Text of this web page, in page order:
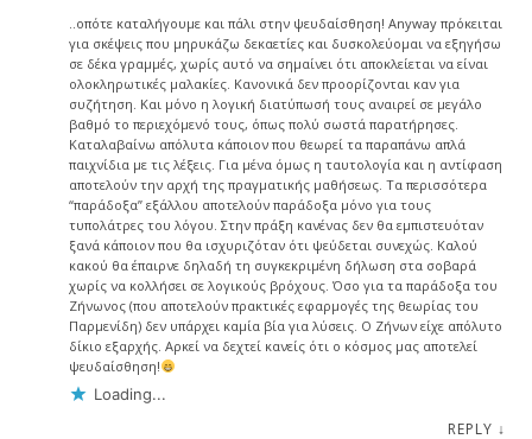
..οπότε καταλήγουμε και πάλι στην ψευδαίσθηση! Anyway πρόκειται
για σκέψεις που μηρυκάζω δεκαετίες και δυσκολεύομαι να εξηγήσω
σε δέκα γραμμές, χωρίς αυτό να σημαίνει ότι αποκλείεται να είναι
ολοκληρωτικές μαλακίες. Κανονικά δεν προορίζονται καν για
συζήτηση. Και μόνο η λογική διατύπωσή τους αναιρεί σε μεγάλο
βαθμό το περιεχόμενό τους, όπως πολύ σωστά παρατήρησες.
Καταλαβαίνω απόλυτα κάποιον που θεωρεί τα παραπάνω απλά
παιχνίδια με τις λέξεις. Για μένα όμως η ταυτολογία και η αντίφαση
αποτελούν την αρχή της πραγματικής μαθήσεως. Τα περισσότερα
“παράδοξα” εξάλλου αποτελούν παράδοξα μόνο για τους
τυπολάτρες του λόγου. Στην πράξη κανένας δεν θα εμπιστευόταν
ξανά κάποιον που θα ισχυριζόταν ότι ψεύδεται συνεχώς. Καλού
κακού θα έπαιρνε δηλαδή τη συγκεκριμένη δήλωση στα σοβαρά
χωρίς να κολλήσει σε λογικούς βρόχους. Όσο για τα παράδοξα του
Ζήνωνος (που αποτελούν πρακτικές εφαρμογές της θεωρίας του
Παρμενίδη) δεν υπάρχει καμία βία για λύσεις. Ο Ζήνων είχε απόλυτο
δίκιο εξαρχής. Αρκεί να δεχτεί κανείς ότι ο κόσμος μας αποτελεί
ψευδαίσθηση!
Loading...
REPLY ↓